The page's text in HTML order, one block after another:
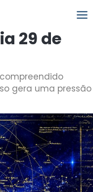
29 de
gera uma pressão